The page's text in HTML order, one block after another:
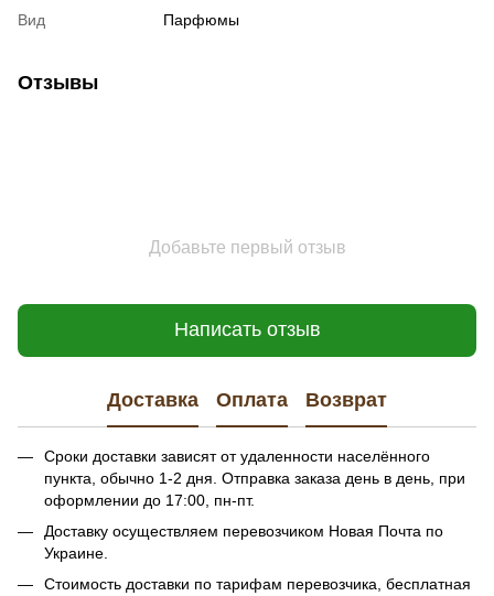
Вид
Парфюмы
Отзывы
Добавьте первый отзыв
Написать отзыв
Доставка Оплата Возврат
Сроки доставки зависят от удаленности населённого
пункта, обычно 1-2 дня. Отправка заказа день в день, при
оформлении до 17:00, пн-пт.
Доставку осуществляем перевозчиком Новая Почта по
Украине.
Стоимость доставки по тарифам перевозчика, бесплатная